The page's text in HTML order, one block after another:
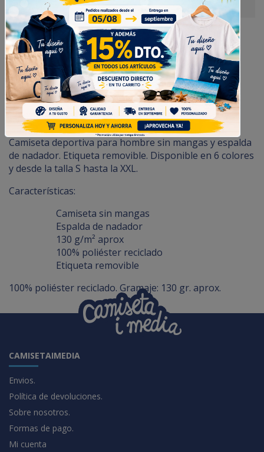
Camiseta deportiva para hombre
sin mangas
Camiseta deportiva para hombre sin mangas y espalda
de nadador. Etiqueta removible. Disponible en 6 colores
y desde la talla S hasta la XXL.
Características:
Camiseta sin mangas
Espalda de nadador
130 g/m² aprox
100% poliéster reciclado
Etiqueta removible
100% poliéster reciclado. Gramaje: 130 gr. aprox.
CAMISETAIMEDIA
Envios.
Política de devoluciones.
Sobre nosotros.
Formas de pago.
Mi cuenta